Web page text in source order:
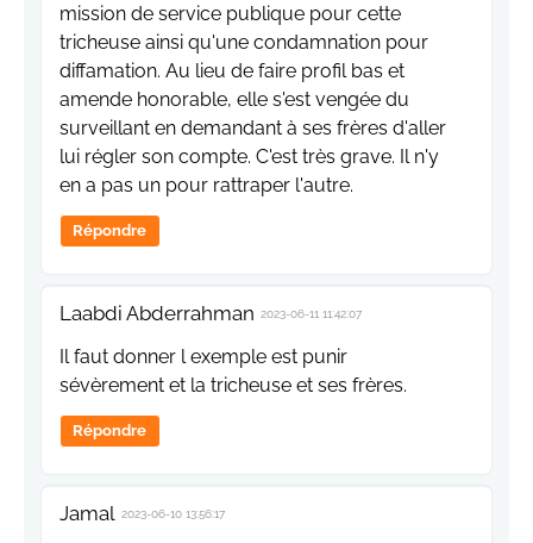
mission de service publique pour cette
tricheuse ainsi qu'une condamnation pour
diffamation. Au lieu de faire profil bas et
amende honorable, elle s'est vengée du
surveillant en demandant à ses frères d'aller
lui régler son compte. C'est très grave. Il n'y
en a pas un pour rattraper l'autre.
Répondre
Laabdi Abderrahman 2023-06-11 11:42:07
Il faut donner l exemple est punir
sévèrement et la tricheuse et ses frères.
Répondre
Jamal 2023-06-10 13:56:17